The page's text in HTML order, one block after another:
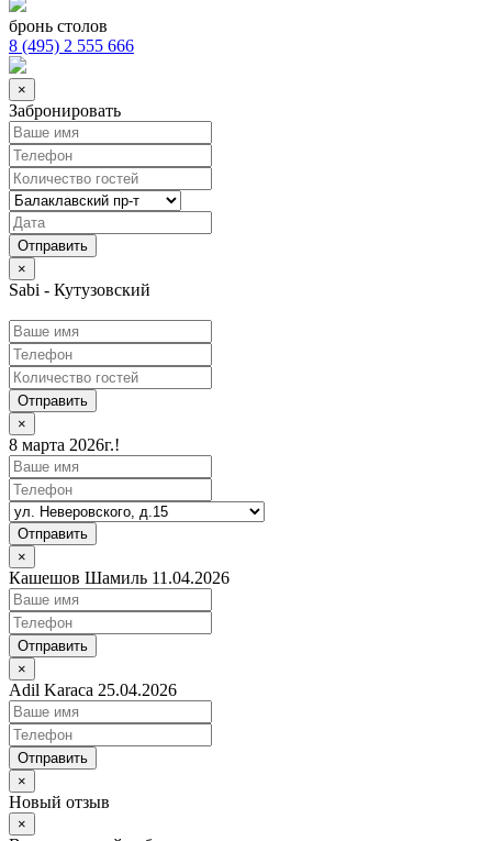
бронь столов
8 (495) 2 555 666
×
Забронировать
×
Sabi - Кутузовский
Отправить
×
8 марта 2026г.!
Отправить
×
Кашешов Шамиль 11.04.2026
Отправить
×
Adil Karaca 25.04.2026
Отправить
×
Новый отзыв
×